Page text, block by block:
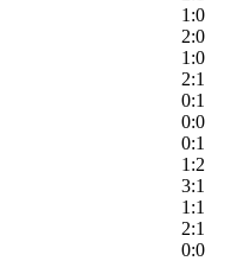
1:0
2:0
1:0
2:1
0:1
0:0
0:1
1:2
3:1
1:1
2:1
0:0